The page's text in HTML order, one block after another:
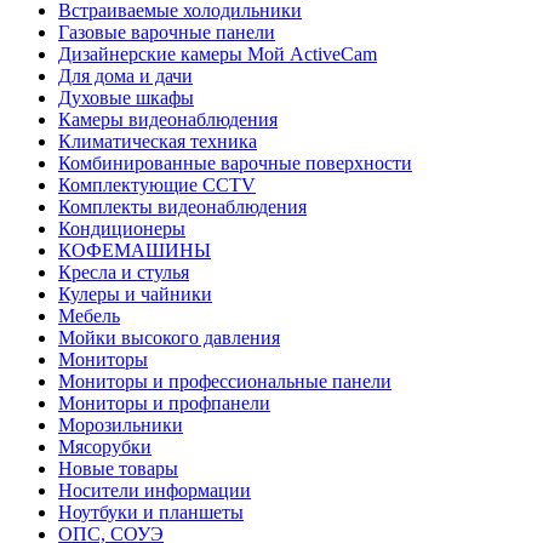
Встраиваемые холодильники
Газовые варочные панели
Дизайнерские камеры Мой ActiveCam
Для дома и дачи
Духовые шкафы
Камеры видеонаблюдения
Климатическая техника
Комбинированные варочные поверхности
Комплектующие CCTV
Комплекты видеонаблюдения
Кондиционеры
КОФЕМАШИНЫ
Кресла и стулья
Кулеры и чайники
Мебель
Мойки высокого давления
Мониторы
Мониторы и профессиональные панели
Мониторы и профпанели
Морозильники
Мясорубки
Новые товары
Носители информации
Ноутбуки и планшеты
ОПС, СОУЭ